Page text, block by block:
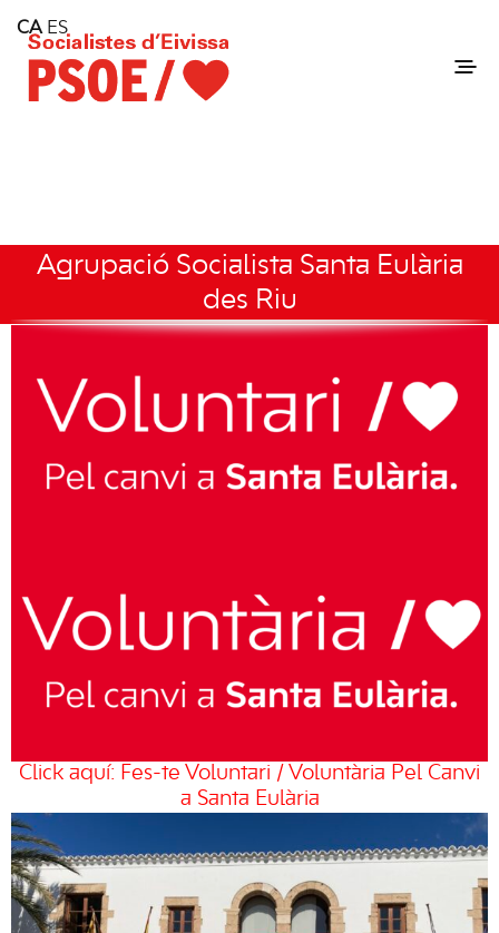
Consell Insular d'Eivissa
Services
Contact
Agrupació Socialista Santa Eulària
des Riu
Click aquí: Fes-te Voluntari / Voluntària Pel Canvi
a Santa Eulària
CA ES